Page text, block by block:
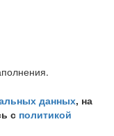
данных, на
с политикой